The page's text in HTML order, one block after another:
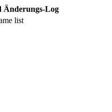
Änderungs-Log
list